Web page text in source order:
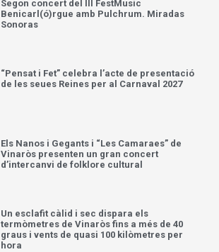
Segon concert del III FestMusic
Benicarl(ó)rgue amb Pulchrum. Miradas
Sonoras
“Pensat i Fet” celebra l’acte de presentació
de les seues Reines per al Carnaval 2027
Els Nanos i Gegants i “Les Camaraes” de
Vinaròs presenten un gran concert
d’intercanvi de folklore cultural
Un esclafit càlid i sec dispara els
termòmetres de Vinaròs fins a més de 40
graus i vents de quasi 100 kilòmetres per
hora